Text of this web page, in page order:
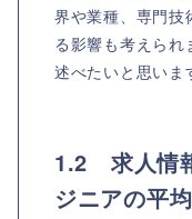
界や業種、専門技
る影響も考えられ
述べたいと思いま
1.2 求人情
ジニアの平